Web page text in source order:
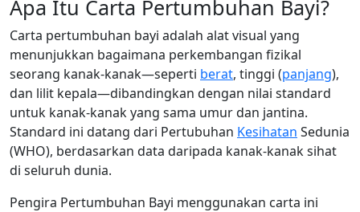
Apa Itu Carta Pertumbuhan Bayi?
Carta pertumbuhan bayi adalah alat visual yang
menunjukkan bagaimana perkembangan fizikal
seorang kanak-kanak—seperti berat, tinggi (panjang),
dan lilit kepala—dibandingkan dengan nilai standard
untuk kanak-kanak yang sama umur dan jantina.
Standard ini datang dari Pertubuhan Kesihatan Sedunia
(WHO), berdasarkan data daripada kanak-kanak sihat
di seluruh dunia.
Pengira Pertumbuhan Bayi menggunakan carta ini